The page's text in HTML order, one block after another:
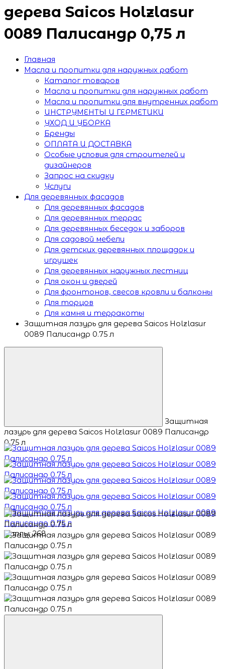
дерева Saicos Holzlasur
0089 Палисандр 0,75 л
Главная
Масла и пропитки для наружных работ
Каталог товаров
Масла и пропитки для наружных работ
Масла и пропитки для внутренних работ
ИНСТРУМЕНТЫ И ГЕРМЕТИКИ
УХОД И УБОРКА
Бренды
ОПЛАТА И ДОСТАВКА
Особые условия для строителей и
дизайнеров
Запрос на скидку
Услуги
Для деревянных фасадов
Для деревянных фасадов
Для деревянных террас
Для деревянных беседок и заборов
Для садовой мебели
Для детских деревянных площадок и
игрушек
Для деревянных наружных лестниц
Для окон и дверей
Для фронтонов, свесов кровли и балконы
Для торцов
Для камня и терракоты
Защитная лазурь для дерева Saicos Holzlasur
0089 Палисандр 0.75 л
Защитная
лазурь для дерева Saicos Holzlasur 0089 Палисандр
0,75 л
Баллы: 268